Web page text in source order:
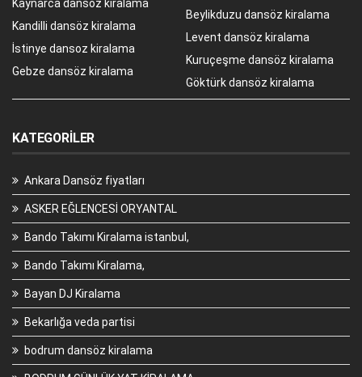
Kaynarca dansöz kiralama
Kandilli dansöz kiralama
İstinye dansoz kiralama
Gebze dansöz kiralama
Beylikduzu dansöz kiralama
Levent dansöz kiralama
Kuruçeşme dansöz kiralama
Göktürk dansöz kiralama
KATEGORILER
Ankara Dansöz fiyatları
ASKER EĞLENCESİ ORYANTAL
Bando Takımı Kiralama istanbul,
Bando Takımı Kiralama,
Bayan DJ Kiralama
Bekarlığa veda partisi
bodrum dansöz kiralama